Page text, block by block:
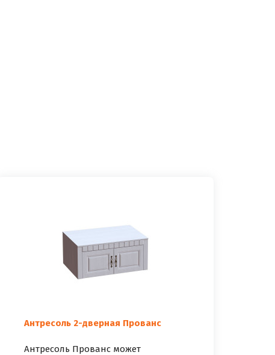
Антресоль 2-дверная Прованс
Антресоль Прованс может